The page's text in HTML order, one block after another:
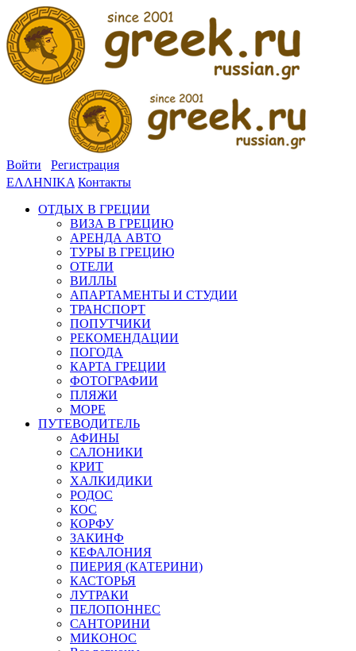
Войти
Регистрация
ΕΛΛΗΝΙΚΑ Контакты
ОТДЫХ В ГРЕЦИИ
ВИЗА В ГРЕЦИЮ
АРЕНДА АВТО
ТУРЫ В ГРЕЦИЮ
ОТЕЛИ
ВИЛЛЫ
АПАРТАМЕНТЫ И СТУДИИ
ТРАНСПОРТ
ПОПУТЧИКИ
РЕКОМЕНДАЦИИ
ПОГОДА
КАРТА ГРЕЦИИ
ФОТОГРАФИИ
ПЛЯЖИ
МОРЕ
ПУТЕВОДИТЕЛЬ
АФИНЫ
САЛОНИКИ
КРИТ
ХАЛКИДИКИ
РОДОС
КОС
КОРФУ
ЗАКИНФ
КЕФАЛОНИЯ
ПИЕРИЯ (КАТЕРИНИ)
КАСТОРЬЯ
ЛУТРАКИ
ПЕЛОПОННЕС
САНТОРИНИ
МИКОНОС